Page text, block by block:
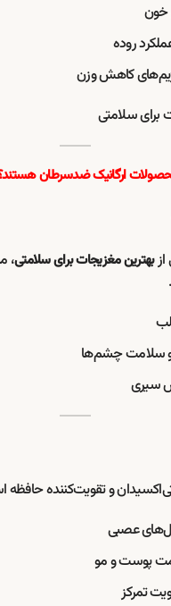
خون
روده
کاهش وزن
ارگانیک ضدسرطان
ازبهترین مغزیجات برای سلامتی،
و سلامت چشم‌ها
سیری
و تقویت‌کننده
عصبی
پوست و مو
تمرکز